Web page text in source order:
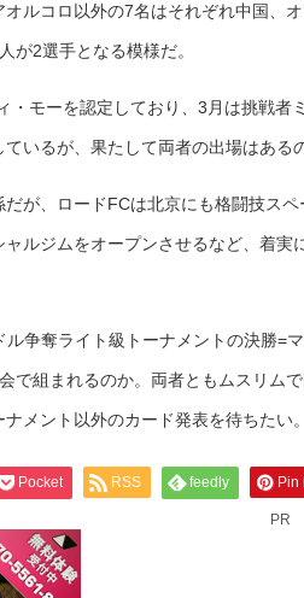
ルコロ以外の7名はそれぞれ中国、
が2選手となる模様だ。
・モーを認定しており、3月は挑戦者
いるが、果たして両者の出場はある
が、ロードFCは北京にも格闘技ス
ルジムをオープンさせるなど、着実
争奪ライト級トーナメントの決勝=
で組まれるのか。両者ともムスリム
メント以外のカード発表を待ちたい。
Pocket RSS feedly Pin
PR